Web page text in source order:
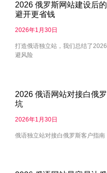
2026 俄罗斯网站建设后
避开更省钱
2026年1月30日
打造俄语独立站，我们总结了
避风险
2026 俄语网站对接白俄
坑
2026年1月30日
俄语独立站对接白俄罗斯客户指南